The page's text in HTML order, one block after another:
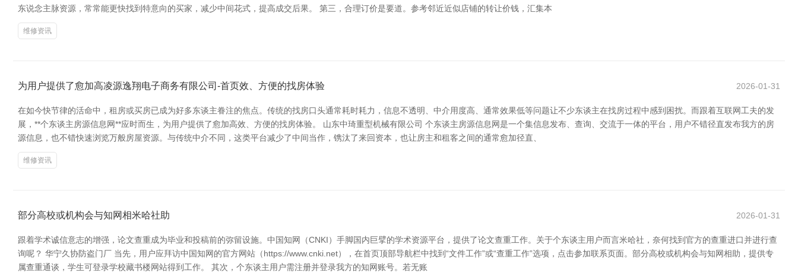
东说念主脉资源，常常能更快找到特意向的买家，减少中间花式，提高成交后果。 第三，合理订价是要道。参考邻近近似店铺的转让价钱，汇集本
维修资讯
为用户提供了愈加高凌源逸翔电子商务有限公司-首页效、方便的找房体验 2026-01-31
在如今快节律的活命中，租房或买房已成为好多东谈主眷注的焦点。传统的找房口头通常耗时耗力，信息不透明、中介用度高、通常效果低等问题让不少东谈主在找房过程中感到困扰。而跟着互联网工夫的发
展，**个东谈主房源信息网**应时而生，为用户提供了愈加高效、方便的找房体验。 山东中琦重型机械有限公司 个东谈主房源信息网是一个集信息发布、查询、交流于一体的平台，用户不错径直发布我方的房
源信息，也不错快速浏览万般房屋资源。与传统中介不同，这类平台减少了中间当作，镌汰了来回资本，也让房主和租客之间的通常愈加径直、
维修资讯
部分高校或机构会与知网相米哈社助 2026-01-31
跟着学术诚信意志的增强，论文查重成为毕业和投稿前的弥留设施。中国知网（CNKI）手脚国内巨擘的学术资源平台，提供了论文查重工作。关于个东谈主用户而言米哈社，奈何找到官方的查重进口并进行查
询呢？ 华宁久协防盗门厂 当先，用户应拜访中国知网的官方网站（https://www.cnki.net），在首页顶部导航栏中找到“文件工作”或“查重工作”选项，点击参加联系页面。部分高校或机构会与知网相助，提供专
属查重通谈，学生可登录学校藏书楼网站得到工作。 其次，个东谈主用户需注册并登录我方的知网账号。若无账